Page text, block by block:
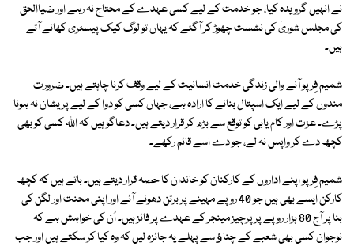
نے انہیں گرویدہ کیا، جو خدمت کے لیے کسی عہدے کے محتاج نہ رہے اور ضیاالحق
کی مجلس شوریٰ کی نشست چھوڑ کر آگئے کہ یہاں تو لوگ کیک پیسٹری کھانے آتے
ہیں۔
شمیم فِرپو آنے والی زندگی خدمت انسانیت کے لیے وقف کرنا چاہتے ہیں۔ ضرورت
مندوں کے لیے ایک اسپتال بنانے کا ارادہ ہے، جہاں کسی کو دوا کے لیے پریشان نہ ہونا
پڑے۔ عزت اور کام یابی کو توقع سے بڑھ کر قرار دیتے ہیں۔ دعاگو ہیں کہ اللہ کسی کو بھی
کچھ دے کر واپس نہ لے، جو دے اسے قائم رکھے۔
شمیم فِرپو اپنے اداروں کے کارکنان کو خاندان کا حصہ قرار دیتے ہیں۔ باتے ہیں کہ کچھ
کارکن ایسے بھی ہیں جو 40 روپے مہینے پر برتن دھونے آئے اور اپنی محنت اور لگن کی
بنا پر آج 80 ہزار روپے پر پرچیز مینجر کے عہدے پر فائز ہیں۔ اُن کی خواہش ہے کہ
نوجوان کسی بھی شعبے کے چناﺅ سے پہلے یہ جائزہ لیں کہ وہ کیا کر سکتے ہیں اور جب